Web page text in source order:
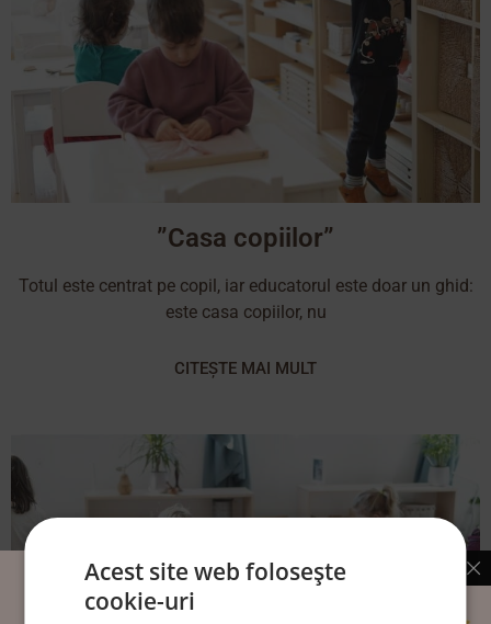
”Casa copiilor”
Totul este centrat pe copil, iar educatorul este doar un ghid:
este casa copiilor, nu
CITEȘTE MAI MULT
Acest site web folosește
cookie-uri